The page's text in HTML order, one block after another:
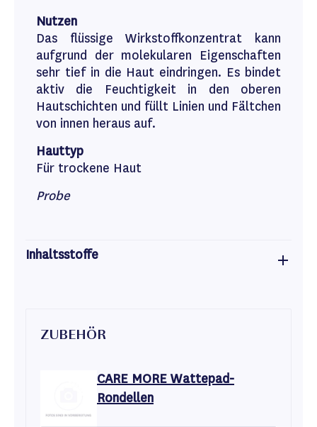
Nutzen
Das flüssige Wirkstoffkonzentrat kann
aufgrund der molekularen Eigenschaften
sehr tief in die Haut eindringen. Es bindet
aktiv die Feuchtigkeit in den oberen
Hautschichten und füllt Linien und Fältchen
von innen heraus auf.
Hauttyp
Für trockene Haut
Probe
Inhaltsstoffe
ZUBEHÖR
CARE MORE Wattepad-
Rondellen